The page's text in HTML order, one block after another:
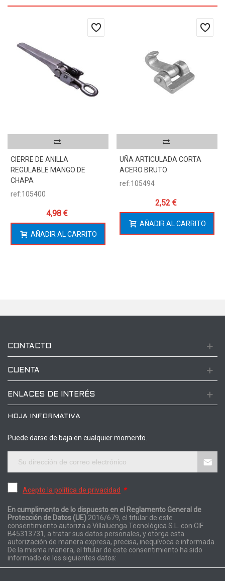
CIERRE DE ANILLA
REGULABLE MANGO DE
CHAPA
ref:105400
4,98 €
AÑADIR AL CARRITO
UÑA ARTICULADA CORTA
ACERO BRUTO
ref:105494
2,52 €
AÑADIR AL CARRITO
CONTACTO
CUENTA
ENLACES DE INTERÉS
HOJA INFORMATIVA
Puede darse de baja en cualquier momento.
Acepto la política de privacidad *
En cumplimento de lo dispuesto en el Reglamento General de
Protección de Datos (UE) 2016/679, el titular de este
consentimiento autoriza a Villaluenga Tecnológica S.L. con CIF
B45313731, a tratar sus datos personales, y otorga esta
autorización de manera expresa, precisa, inequívoca e informada.
De la misma manera, el titular de este consentimiento ha sido
informado de los siguientes datos: